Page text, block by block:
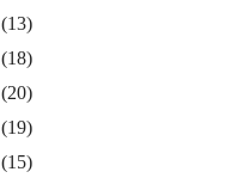
(13)
(18)
(20)
(19)
(15)